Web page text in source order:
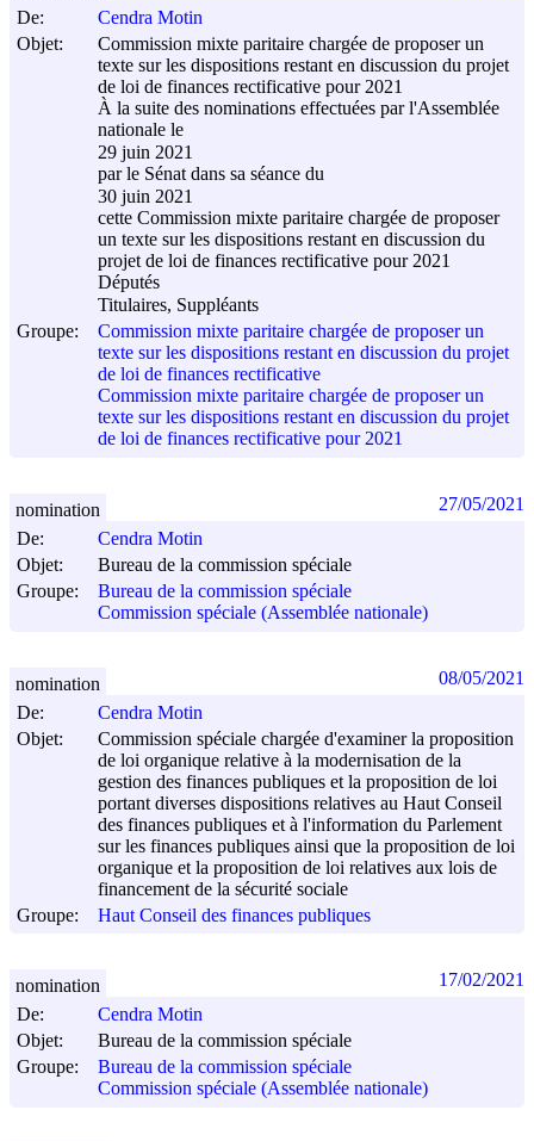
De:
Cendra Motin
Objet:
Commission mixte paritaire chargée de proposer un
texte sur les dispositions restant en discussion du projet
de loi de finances rectificative pour 2021
À la suite des nominations effectuées par l'Assemblée
nationale le
29 juin 2021
par le Sénat dans sa séance du
30 juin 2021
cette Commission mixte paritaire chargée de proposer
un texte sur les dispositions restant en discussion du
projet de loi de finances rectificative pour 2021
Députés
Titulaires, Suppléants
Groupe:
Commission mixte paritaire chargée de proposer un
texte sur les dispositions restant en discussion du projet
de loi de finances rectificative
Commission mixte paritaire chargée de proposer un
texte sur les dispositions restant en discussion du projet
de loi de finances rectificative pour 2021
De:
Cendra Motin
Objet:
Bureau de la commission spéciale
Groupe:
Bureau de la commission spéciale
Commission spéciale (Assemblée nationale)
nomination 27/05/2021
De:
Cendra Motin
Objet:
Commission spéciale chargée d'examiner la proposition
de loi organique relative à la modernisation de la
gestion des finances publiques et la proposition de loi
portant diverses dispositions relatives au Haut Conseil
des finances publiques et à l'information du Parlement
sur les finances publiques ainsi que la proposition de loi
organique et la proposition de loi relatives aux lois de
financement de la sécurité sociale
Groupe:
Haut Conseil des finances publiques
nomination 08/05/2021
De:
Cendra Motin
Objet:
Bureau de la commission spéciale
Groupe:
Bureau de la commission spéciale
Commission spéciale (Assemblée nationale)
nomination 17/02/2021